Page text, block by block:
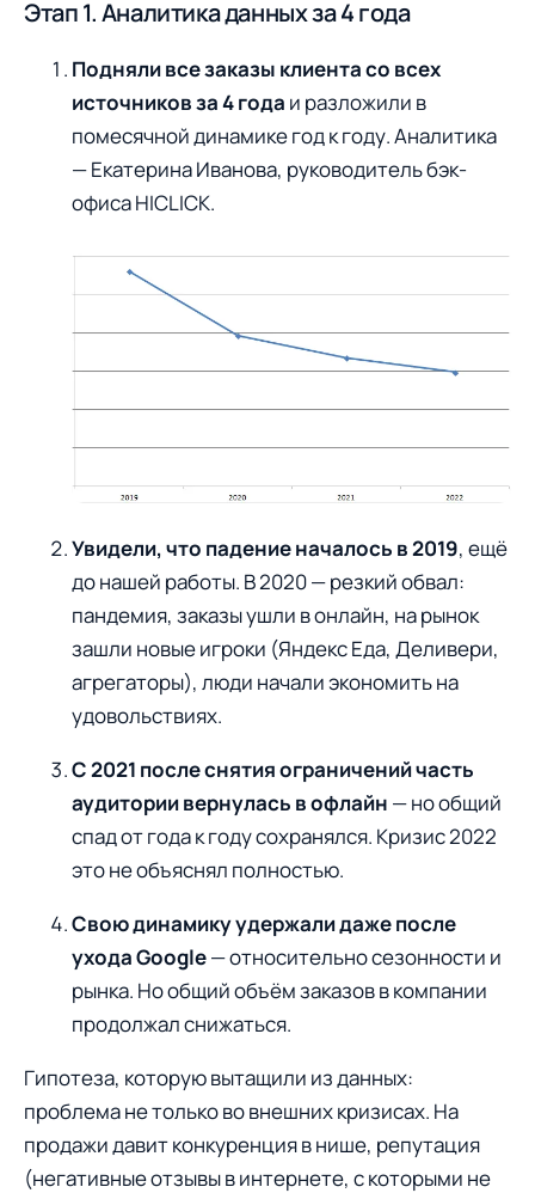
Этап 1. Аналитика данных за 4 года
Подняли все заказы клиента со всех
источников за 4 года и разложили в
помесячной динамике год к году. Аналитика
— Екатерина Иванова, руководитель бэк-
офиса HICLICK.
Увидели, что падение началось в 2019, ещё
до нашей работы. В 2020 — резкий обвал:
пандемия, заказы ушли в онлайн, на рынок
зашли новые игроки (Яндекс Еда, Деливери,
агрегаторы), люди начали экономить на
удовольствиях.
С 2021 после снятия ограничений часть
аудитории вернулась в офлайн — но общий
спад от года к году сохранялся. Кризис 2022
это не объяснял полностью.
Свою динамику удержали даже после
ухода Google— относительно сезонности и
рынка. Но общий объём заказов в компании
продолжал снижаться.
Гипотеза, которую вытащили из данных:
проблема не только во внешних кризисах. На
продажи давит конкуренция в нише, репутация
(негативные отзывы в интернете, с которыми не